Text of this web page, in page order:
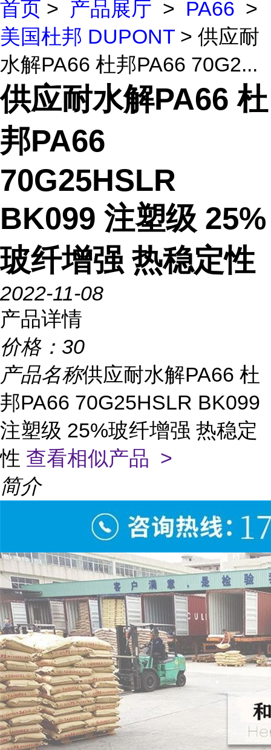
首页 > 产品展厅 > PA66 >
美国杜邦 DUPONT > 供应耐
水解PA66 杜邦PA66 70G2...
供应耐水解PA66 杜
邦PA66
70G25HSLR
BK099 注塑级 25%
玻纤增强 热稳定性
2022-11-08
产品详情
价格： 30
产品名称供应耐水解PA66 杜
邦PA66 70G25HSLR BK099
注塑级 25%玻纤增强 热稳定
性 查看相似产品 >
简介